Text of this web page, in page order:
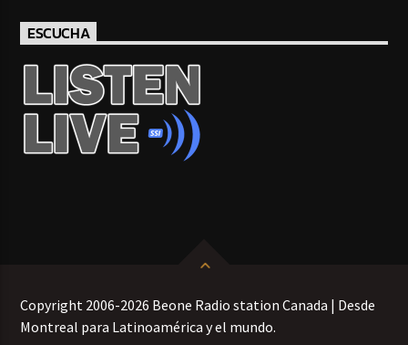
ESCUCHA
Copyright 2006-2026 Beone Radio station Canada | Desde
Montreal para Latinoamérica y el mundo.